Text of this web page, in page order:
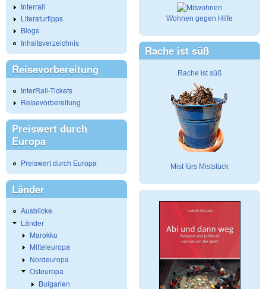
Interrail
Literaturtipps
Blogs
Inhaltsverzeichnis
Reisevorbereitung
InterRail-Tickets
Reisevorbereitung
Preiswert durch
Europa
Preiswert durch Europa
Länder
Ausblicke
Länder
Marokko
Mitteleuropa
Nordeuropa
Osteuropa
Bulgarien
Wohnen gegen Hilfe
Rache ist süß
Rache ist süß
Mist fürs Miststück